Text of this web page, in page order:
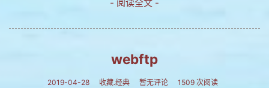
- 阅读全文 -
webftp
2019-04-28 收藏.经典 暂无评论 1509 次阅读